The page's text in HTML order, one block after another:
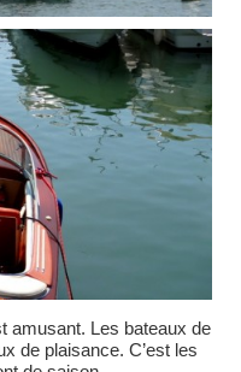
amusant. Les bateaux de
de plaisance. C’est les